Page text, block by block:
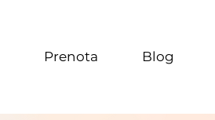
Prenota Blog